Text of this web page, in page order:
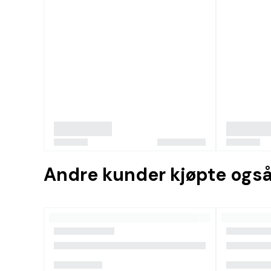
Andre kunder kjøpte